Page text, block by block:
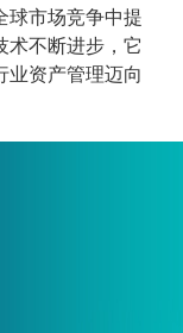
球市场竞争中提
术不断进步，它
业资产管理迈向